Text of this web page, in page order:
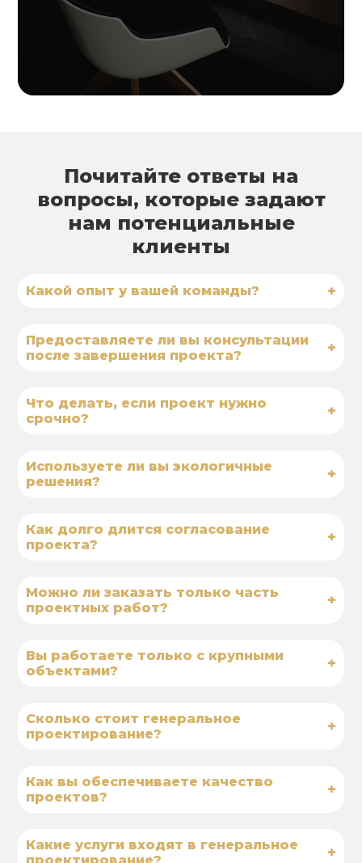
Почитайте ответы на
вопросы, которые задают
нам потенциальные
клиенты
Какой опыт у вашей команды? +
Предоставляете ли вы консультации
после завершения проекта?
+
Что делать, если проект нужно
срочно?
+
Используете ли вы экологичные
решения?
+
Как долго длится согласование
проекта?
+
Можно ли заказать только часть
проектных работ?
+
Вы работаете только с крупными
объектами?
+
Сколько стоит генеральное
проектирование?
+
Как вы обеспечиваете качество
проектов?
+
Какие услуги входят в генеральное
проектирование?
+